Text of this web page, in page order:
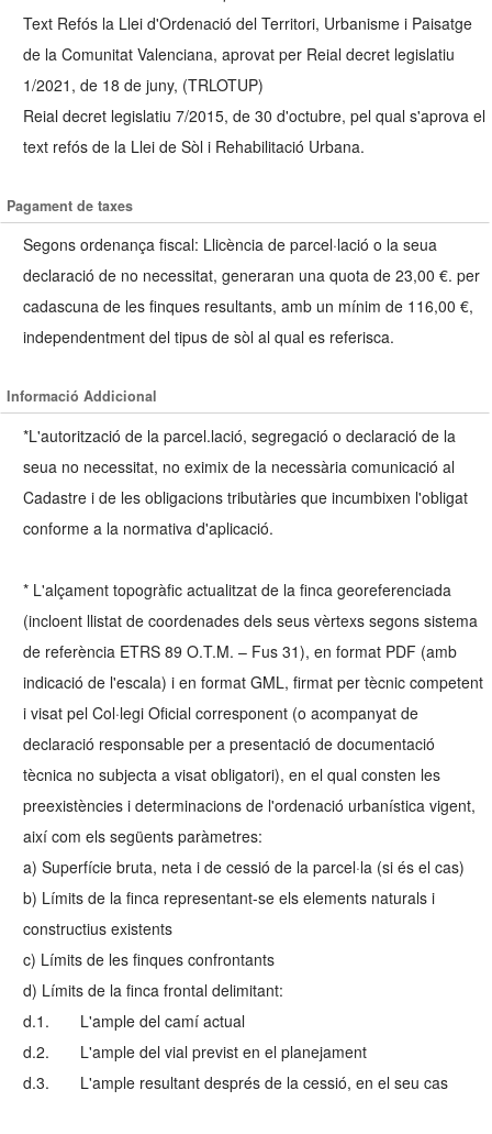
Text Refós la Llei d'Ordenació del Territori, Urbanisme i Paisatge
de la Comunitat Valenciana, aprovat per Reial decret legislatiu
1/2021, de 18 de juny, (TRLOTUP)
Reial decret legislatiu 7/2015, de 30 d'octubre, pel qual s'aprova el
text refós de la Llei de Sòl i Rehabilitació Urbana.
Pagament de taxes
Segons ordenança fiscal: Llicència de parcel·lació o la seua
declaració de no necessitat, generaran una quota de 23,00 €. per
cadascuna de les finques resultants, amb un mínim de 116,00 €,
independentment del tipus de sòl al qual es referisca.
Informació Addicional
*L'autorització de la parcel.lació, segregació o declaració de la
seua no necessitat, no eximix de la necessària comunicació al
Cadastre i de les obligacions tributàries que incumbixen l'obligat
conforme a la normativa d'aplicació.
* L'alçament topogràfic actualitzat de la finca georeferenciada
(incloent llistat de coordenades dels seus vèrtexs segons sistema
de referència ETRS 89 O.T.M. – Fus 31), en format PDF (amb
indicació de l'escala) i en format GML, firmat per tècnic competent
i visat pel Col·legi Oficial corresponent (o acompanyat de
declaració responsable per a presentació de documentació
tècnica no subjecta a visat obligatori), en el qual consten les
preexistències i determinacions de l'ordenació urbanística vigent,
així com els següents paràmetres:
a) Superfície bruta, neta i de cessió de la parcel·la (si és el cas)
b) Límits de la finca representant-se els elements naturals i
constructius existents
c) Límits de les finques confrontants
d) Límits de la finca frontal delimitant:
d.1. L'ample del camí actual
d.2. L'ample del vial previst en el planejament
d.3. L'ample resultant després de la cessió, en el seu cas